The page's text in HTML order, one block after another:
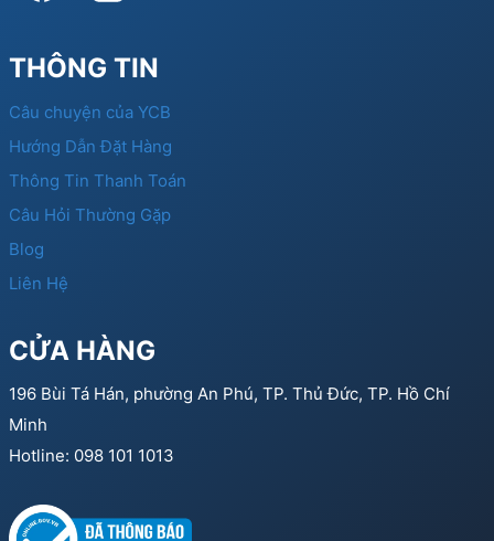
THÔNG TIN
Câu chuyện của YCB
Hướng Dẫn Đặt Hàng
Thông Tin Thanh Toán
Câu Hỏi Thường Gặp
Blog
Liên Hệ
CỬA HÀNG
196 Bùi Tá Hán, phường An Phú, TP. Thủ Đức, TP. Hồ Chí
Minh
Hotline: 098 101 1013